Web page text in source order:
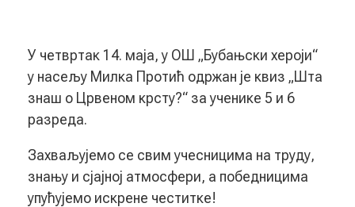
У четвртак 14. маја, у ОШ „Бубањски хероји“
у насељу Милка Протић одржан је квиз „Шта
знаш о Црвеном крсту?“ за ученике 5 и 6
разреда.
Захваљујемо се свим учесницима на труду,
знању и сјајној атмосфери, а победницима
упућујемо искрене честитке!